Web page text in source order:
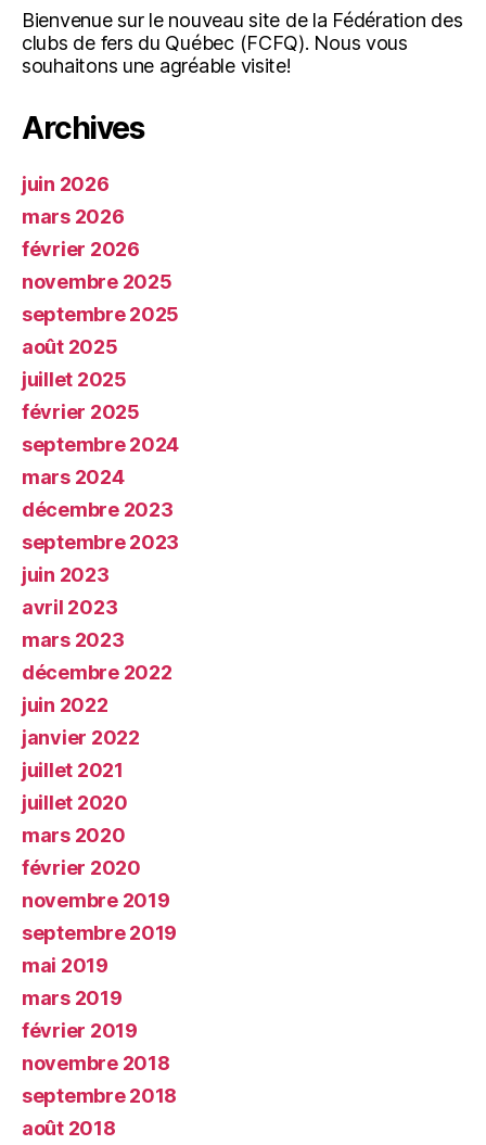
Bienvenue sur le nouveau site de la Fédération des
clubs de fers du Québec (FCFQ). Nous vous
souhaitons une agréable visite!
Archives
juin 2026
mars 2026
février 2026
novembre 2025
septembre 2025
août 2025
juillet 2025
février 2025
septembre 2024
mars 2024
décembre 2023
septembre 2023
juin 2023
avril 2023
mars 2023
décembre 2022
juin 2022
janvier 2022
juillet 2021
juillet 2020
mars 2020
février 2020
novembre 2019
septembre 2019
mai 2019
mars 2019
février 2019
novembre 2018
septembre 2018
août 2018